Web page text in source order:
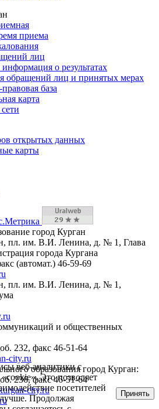
приема
лиц
о результатах
обращений лиц и принятых мерах
база
карта
открытых данных
карты
город Курган
пл. им. В.И. Ленина, д. № 1, Глава
города Кургана
(автомат.) 46-59-69
пл. им. В.И. Ленина, д. № 1,
и общественных
232, факс 46-51-64
city.ru
образования город Курган:
236, факс 46-51-64
city.ru
веб-аналитики с
Это позволяет
посетителей
лучше. Продолжая
Принять